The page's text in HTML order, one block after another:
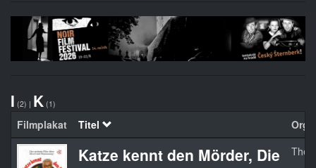
I (2) | K (1)
Filmplakat Titel
Katze kennt den Mörder, Die The